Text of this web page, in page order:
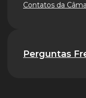
Contatos da
Perguntas